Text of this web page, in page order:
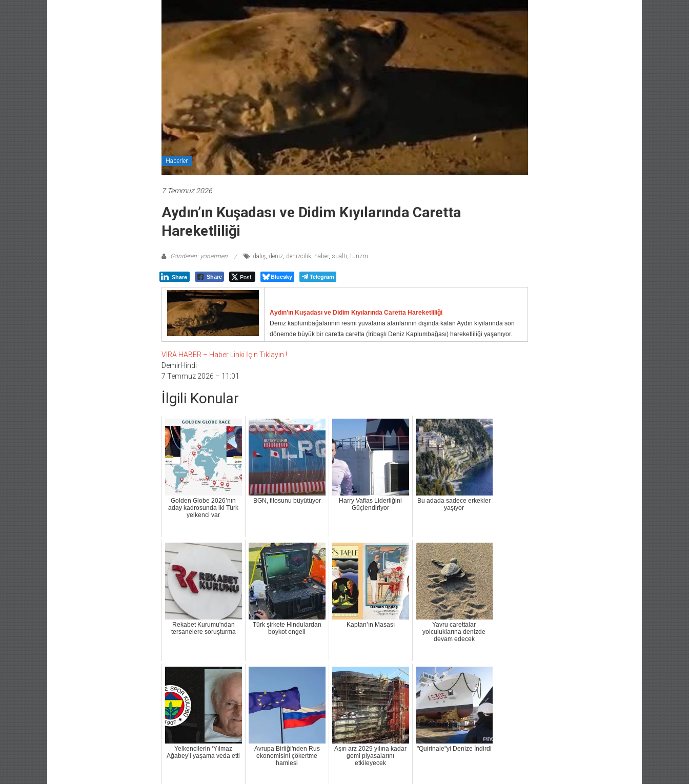
Haberler
7 Temmuz 2026
Aydın’ın Kuşadası ve Didim Kıyılarında Caretta
Hareketliliği
Gönderen: yonetmen dalış, deniz, denizcilik, haber, sualtı, turizm
Share Share Post Bluesky Telegram
Aydın’ın Kuşadası ve Didim Kıyılarında Caretta Hareketliliği
Deniz kaplumbağalarının resmi yuvalama alanlarının dışında kalan Aydın kıyılarında son
dönemde büyük bir caretta caretta (İribaşlı Deniz Kaplumbağası) hareketliliği yaşanıyor.
VIRA HABER – Haber Linki İçin Tıklayın !
DemirHindi
7 Temmuz 2026 – 11:01
İlgili Konular
Golden Globe 2026’nın
aday kadrosunda iki Türk
yelkenci var
BGN, filosunu büyütüyor
Harry Vafias Liderliğini
Güçlendiriyor
Bu adada sadece erkekler
yaşıyor
Rekabet Kurumu'ndan
tersanelere soruşturma
Türk şirkete Hindulardan
boykot engeli
Kaptan’ın Masası
Yavru carettalar
yolculuklarına denizde
devam edecek
Yelkencilerin ‘Yılmaz
Ağabey’i yaşama veda etti
Avrupa Birliği'nden Rus
ekonomisini çökertme
hamlesi
Aşırı arz 2029 yılına kadar
gemi piyasalarını
etkileyecek
"Quirinale"yi Denize İndirdi